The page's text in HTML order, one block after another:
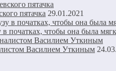
пятачка 29.01.2021
в початках, чтобы она была
Василием Уткиным